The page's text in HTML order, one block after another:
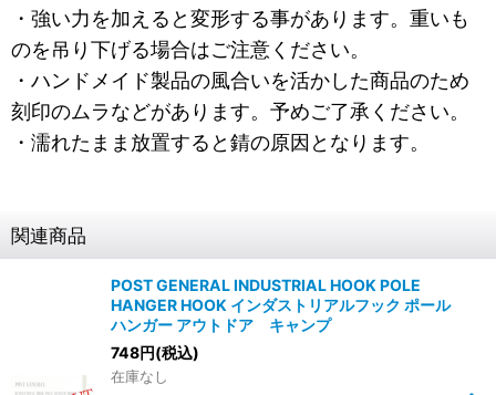
・強い力を加えると変形する事があります。重いも
のを吊り下げる場合はご注意ください。
・ハンドメイド製品の風合いを活かした商品のため
刻印のムラなどがあります。予めご了承ください。
・濡れたまま放置すると錆の原因となります。
関連商品
POST GENERAL INDUSTRIAL HOOK POLE
HANGER HOOK インダストリアルフック ポール
ハンガー アウトドア キャンプ
748円(税込)
在庫なし